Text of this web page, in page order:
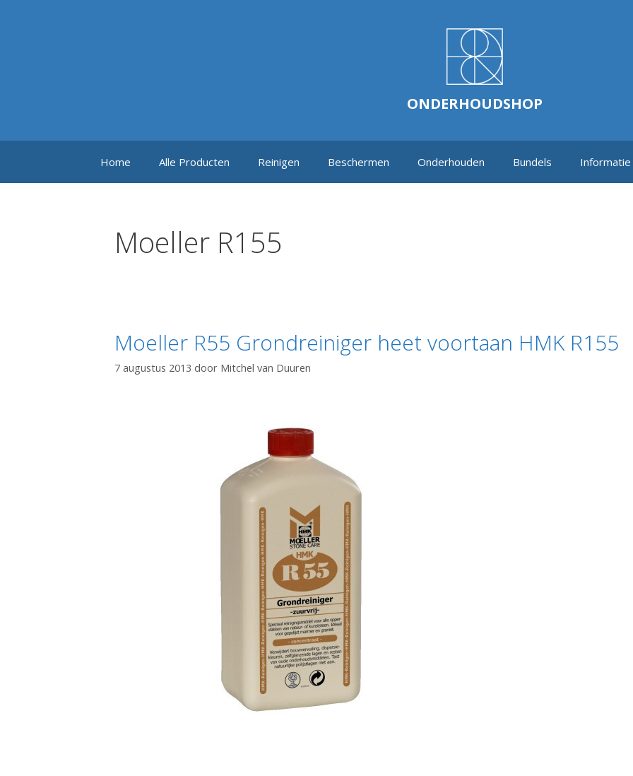
ONDERHOUDSHOP
Home Alle Producten Reinigen Beschermen Onderhouden Bundels Informatie
Moeller R155
Moeller R55 Grondreiniger heet voortaan HMK R155
7 augustus 2013 door Mitchel van Duuren